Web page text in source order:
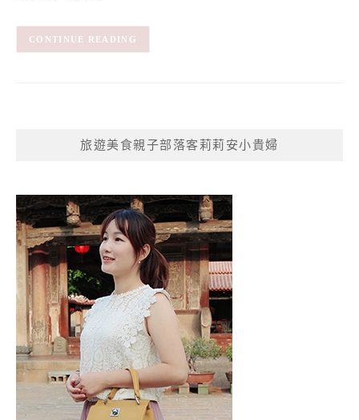
CONTINUE READING
旅遊美食親子部落客莉莉安小貴婦